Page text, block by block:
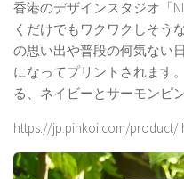
香港のデザインスタジオ「
くだけでもワクワクしそう
の思い出や普段の何気ない
になってプリントされます
る、ネイビーとサーモンピ
https://jp.pinkoi.com/product/